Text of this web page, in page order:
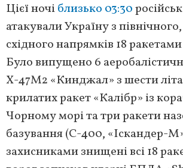
Цієї ночіблизько 03:30
атакували Україну з
східного напрямків 18
Було випущено 6
Х-47М2 «Кинджал» з шести
крилатих ракет «Калібр» із
Чорному морі та три ракети
базування (С-400, «Іскандер-
захисниками знищені всі 18